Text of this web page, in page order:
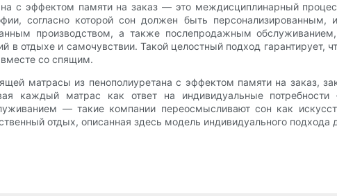
с эффектом памяти на заказ — это междисциплинарный
согласно которой сон должен быть
производством, а также послепродажным
в отдыхе и самочувствии. Такой целостный подход гарантирует,
вместе со спящим.
матрасы из пенополиуретана с эффектом памяти на заказ,
каждый матрас как ответ на индивидуальные
— такие компании переосмысливают сон как
отдых, описанная здесь модель индивидуального